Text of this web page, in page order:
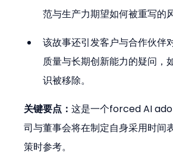
范与生产力期望如何被重写的
该故事还引发客户与合作伙伴
质量与长期创新能力的疑问，
识被移除。
关键要点：这是一个forced AI
司与董事会将在制定自身采用时间
策时参考。